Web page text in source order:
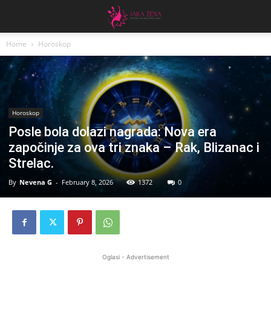
Home Horoskop
Horoskop
Posle bola dolazi nagrada: Nova era
započinje za ova tri znaka – Rak, Blizanac i
Strelac.
By Nevena G - February 8, 2026 1372 0
Oglasi - Advertisement